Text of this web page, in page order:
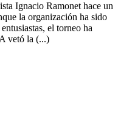
Ignacio Ramonet hace un
la organización ha sido
el torneo ha
vetó la (...)